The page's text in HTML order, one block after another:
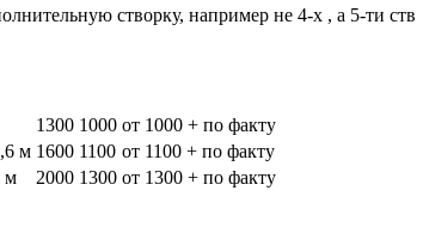
створку, например не 4-х , а 5-ти ств
1300 1000 от 1000 + по факту
м 1600 1100 от 1100 + по факту
м
2000 1300 от 1300 + по факту